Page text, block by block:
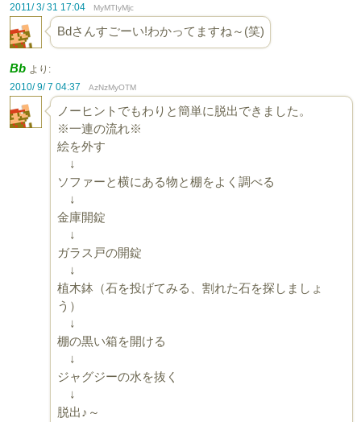
2011/ 3/ 31 17:04
MyMTIyMjc
Bdさんすごーい!わかってますね～(笑)
Bb より:
2010/ 9/ 7 04:37
AzNzMyOTM
ノーヒントでもわりと簡単に脱出できました。
※一連の流れ※
絵を外す
↓
ソファーと横にある物と棚をよく調べる
↓
金庫開錠
↓
ガラス戸の開錠
↓
植木鉢（石を投げてみる、割れた石を探しましょ
う）
↓
棚の黒い箱を開ける
↓
ジャグジーの水を抜く
↓
脱出♪～